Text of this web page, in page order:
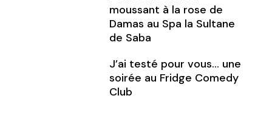
moussant à la rose de
Damas au Spa la Sultane
de Saba
J’ai testé pour vous… une
soirée au Fridge Comedy
Club